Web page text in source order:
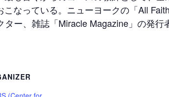
なっている。ニューヨークの「All
ー、雑誌「Miracle Magazine」の発行